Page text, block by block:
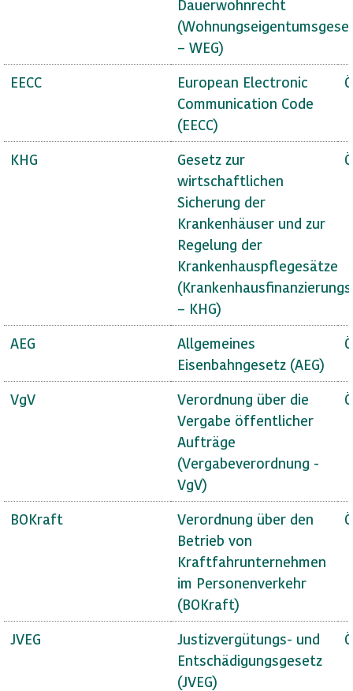
Dauerwohnrecht
– WEG)
EECC
European Electronic
Communication Code
(EECC)
KHG
Gesetz zur
wirtschaftlichen
Sicherung der
Krankenhäuser und zur
Regelung der
Krankenhauspflegesätze
– KHG)
AEG
Allgemeines
Eisenbahngesetz (AEG)
VgV
Verordnung über die
Vergabe öffentlicher
Aufträge
(Vergabeverordnung -
VgV)
BOKraft
Verordnung über den
Betrieb von
Kraftfahrunternehmen
im Personenverkehr
(BOKraft)
JVEG
Justizvergütungs- und
Entschädigungsgesetz
(JVEG)